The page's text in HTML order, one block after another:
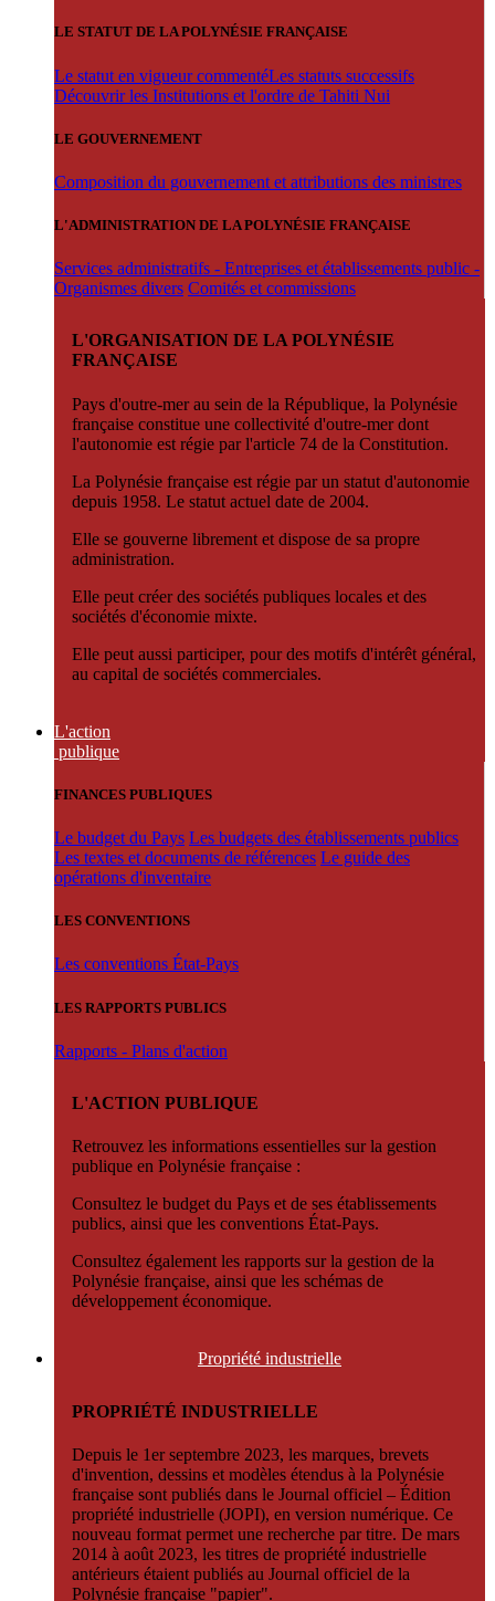
LE STATUT DE LA POLYNÉSIE FRANÇAISE
Le statut en vigueur commentéLes statuts successifs
Découvrir les Institutions et l'ordre de Tahiti Nui
LE GOUVERNEMENT
Composition du gouvernement et attributions des ministres
L'ADMINISTRATION DE LA POLYNÉSIE FRANÇAISE
Services administratifs - Entreprises et établissements public -
Organismes divers Comités et commissions
L'ORGANISATION DE LA POLYNÉSIE
FRANÇAISE
Pays d'outre-mer au sein de la République, la Polynésie
française constitue une collectivité d'outre-mer dont
l'autonomie est régie par l'article 74 de la Constitution.
La Polynésie française est régie par un statut d'autonomie
depuis 1958. Le statut actuel date de 2004.
Elle se gouverne librement et dispose de sa propre
administration.
Elle peut créer des sociétés publiques locales et des
sociétés d'économie mixte.
Elle peut aussi participer, pour des motifs d'intérêt général,
au capital de sociétés commerciales.
L'action
publique
FINANCES PUBLIQUES
Le budget du Pays Les budgets des établissements publics
Les textes et documents de références Le guide des
opérations d'inventaire
LES CONVENTIONS
Les conventions État-Pays
LES RAPPORTS PUBLICS
Rapports - Plans d'action
L'ACTION PUBLIQUE
Retrouvez les informations essentielles sur la gestion
publique en Polynésie française :
Consultez le budget du Pays et de ses établissements
publics, ainsi que les conventions État-Pays.
Consultez également les rapports sur la gestion de la
Polynésie française, ainsi que les schémas de
développement économique.
Propriété industrielle
PROPRIÉTÉ INDUSTRIELLE
Depuis le 1er septembre 2023, les marques, brevets
d'invention, dessins et modèles étendus à la Polynésie
française sont publiés dans le Journal officiel – Édition
propriété industrielle (JOPI), en version numérique. Ce
nouveau format permet une recherche par titre. De mars
2014 à août 2023, les titres de propriété industrielle
antérieurs étaient publiés au Journal officiel de la
Polynésie française "papier".